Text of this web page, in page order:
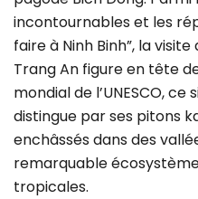
incontournables et les
faire à Ninh Binh”, la
Trang An figure en tête
mondial de l’UNESCO,
distingue par ses pitons
enchâssés dans des
remarquable
tropicales.